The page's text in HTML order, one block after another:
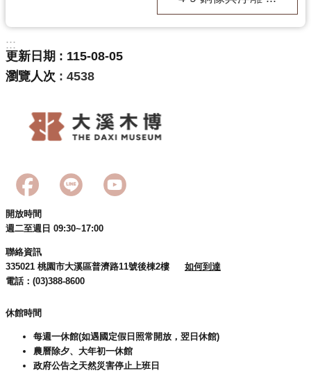
:::
更新日期
115-08-05
瀏覽人次
4538
開放時間
週二至週日 09:30~17:00
聯絡資訊
335021 桃園市大溪區普濟路11號後棟2樓
如何到達
電話：(03)388-8600
休館時間
每週一休館(如遇國定假日照常開放，翌日休館)
農曆除夕、大年初一休館
政府公告之天然災害停止上班日